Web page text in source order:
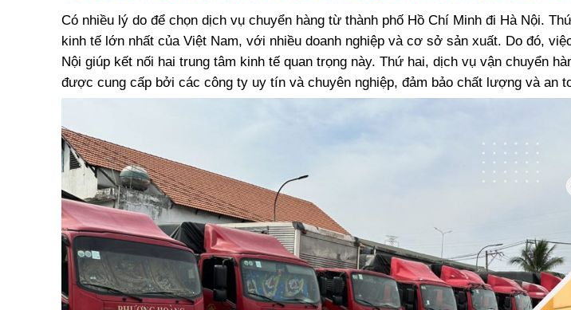
Có nhiều lý do để chọn dịch vụ chuyển hàng từ thành phố Hồ Chí Minh đi Hà Nội.
kinh tế lớn nhất của Việt Nam, với nhiều doanh nghiệp và cơ sở sản xuất. Do đó,
Nội giúp kết nối hai trung tâm kinh tế quan trọng này. Thứ hai, dịch vụ vận chuyển
được cung cấp bởi các công ty uy tín và chuyên nghiệp, đảm bảo chất lượng và an